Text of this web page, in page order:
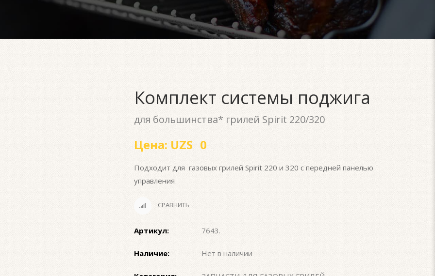
Комплект системы поджига
для большинства* грилей Spirit 220/320
Цена: UZS 0
Подходит для газовых грилей Spirit 220 и 320 с передней панелью
управления
СРАВНИТЬ
Артикул: 7643.
Наличие: Нет в наличии